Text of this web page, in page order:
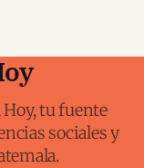
tu fuente
sociales y